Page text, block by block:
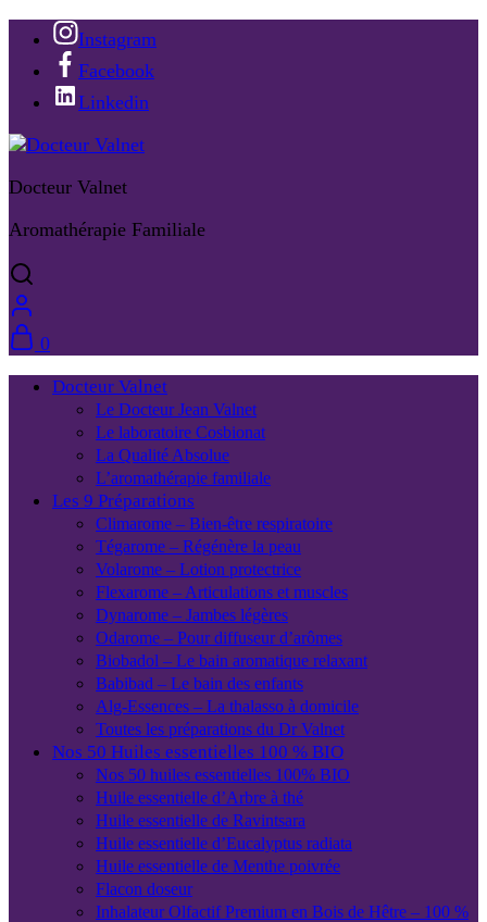
Instagram
Facebook
Linkedin
Docteur Valnet
Aromathérapie Familiale
0
Docteur Valnet
Le Docteur Jean Valnet
Le laboratoire Cosbionat
La Qualité Absolue
L’aromathérapie familiale
Les 9 Préparations
Climarome – Bien-être respiratoire
Tégarome – Régénère la peau
Volarome – Lotion protectrice
Flexarome – Articulations et muscles
Dynarome – Jambes légères
Odarome – Pour diffuseur d’arômes
Biobadol – Le bain aromatique relaxant
Babibad – Le bain des enfants
Alg-Essences – La thalasso à domicile
Toutes les préparations du Dr Valnet
Nos 50 Huiles essentielles 100 % BIO
Nos 50 huiles essentielles 100% BIO
Huile essentielle d’Arbre à thé
Huile essentielle de Ravintsara
Huile essentielle d’Eucalyptus radiata
Huile essentielle de Menthe poivrée
Flacon doseur
Inhalateur Olfactif Premium en Bois de Hêtre – 100 %